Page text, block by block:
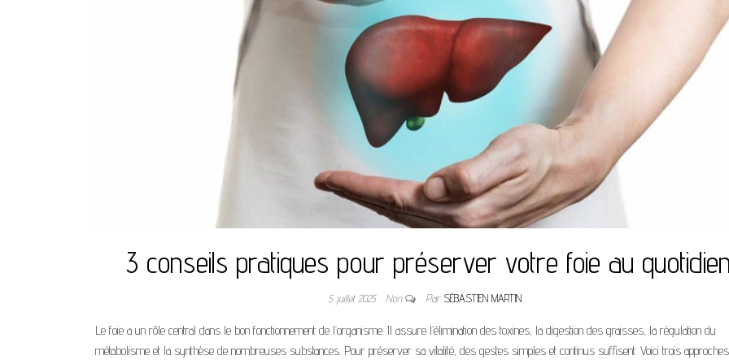
3 conseils pratiques pour préserver votre foie au
5 juillet 2025 Non Par SÉBASTIEN MARTIN
Le foie a un rôle central dans le bon fonctionnement de l’organisme. Il assure l’élimination des toxines, la digestion des graisses, la régulation du
métabolisme et la synthèse de nombreuses substances. Pour préserver sa vitalité, des gestes simples et continus suffisent. Voici trois approches